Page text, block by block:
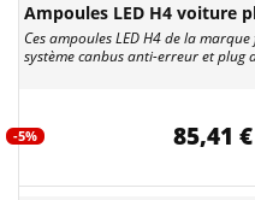
Ampoules LED H4 voiture
Ces ampoules LED H4 de la
système canbus anti-erreur et plug
-5% 85,41 €